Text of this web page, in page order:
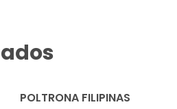
POLTRONA FILIPINAS